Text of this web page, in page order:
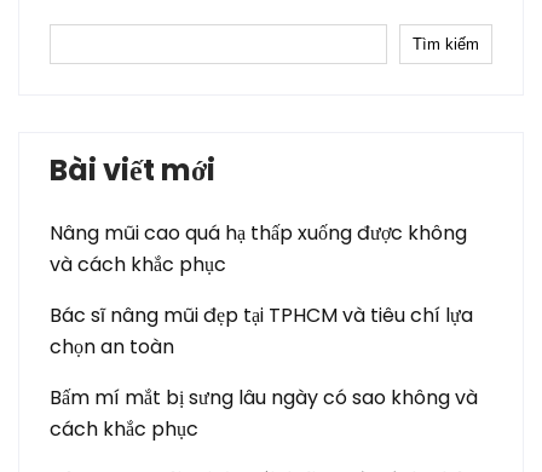
Tìm kiếm
Bài viết mới
Nâng mũi cao quá hạ thấp xuống được không
và cách khắc phục
Bác sĩ nâng mũi đẹp tại TPHCM và tiêu chí lựa
chọn an toàn
Bấm mí mắt bị sưng lâu ngày có sao không và
cách khắc phục